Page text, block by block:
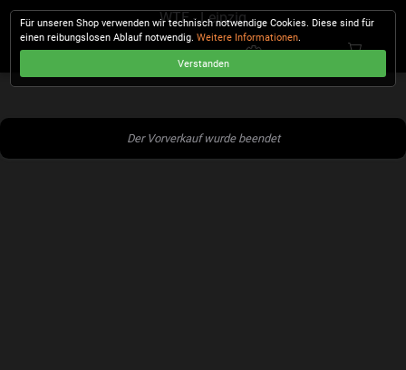
WTF - Leipzig
Der Vorverkauf wurde beendet
Für unseren Shop verwenden wir technisch notwendige Cookies. Diese sind für
einen reibungslosen Ablauf notwendig.Weitere Informationen.
Verstanden